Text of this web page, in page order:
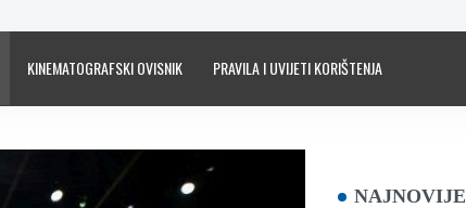
KINEMATOGRAFSKI OVISNIK PRAVILA I UVIJETI KORIŠTENJA
NAJNOVIJE